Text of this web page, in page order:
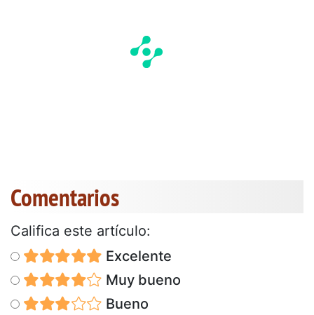
Comentarios
Califica este artículo:
Excelente
Muy bueno
Bueno